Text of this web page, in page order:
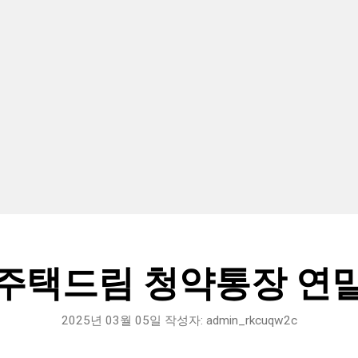
택드림 청약통장 연
2025년 03월 05일 작성자: admin_rkcuqw2c